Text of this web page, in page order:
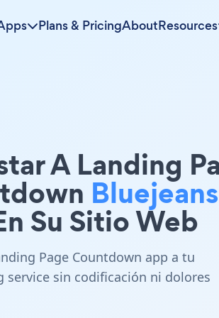
Plans & PricingAboutResources
A Landing
Bluejeans
Su Sitio Web
Page Countdown app a tu
service sin codificación ni dolores